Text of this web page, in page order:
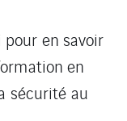
en savoir
en
sécurité au